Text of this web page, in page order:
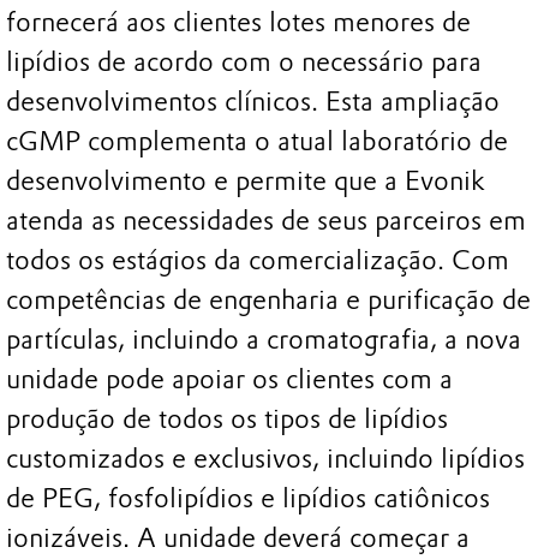
fornecerá aos clientes lotes menores de
lipídios de acordo com o necessário para
desenvolvimentos clínicos. Esta ampliação
cGMP complementa o atual laboratório de
desenvolvimento e permite que a Evonik
atenda as necessidades de seus parceiros em
todos os estágios da comercialização. Com
competências de engenharia e purificação de
partículas, incluindo a cromatografia, a nova
unidade pode apoiar os clientes com a
produção de todos os tipos de lipídios
customizados e exclusivos, incluindo lipídios
de PEG, fosfolipídios e lipídios catiônicos
ionizáveis. A unidade deverá começar a